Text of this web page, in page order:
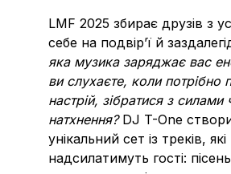
LMF 2025 збирає друзів з
себе на подвір’ї й
яка музика заряджає вас
ви слухаєте, коли потрібно
настрій, зібратися з силами
натхнення? DJ T-One
унікальний сет із треків, які
надсилатимуть гості: